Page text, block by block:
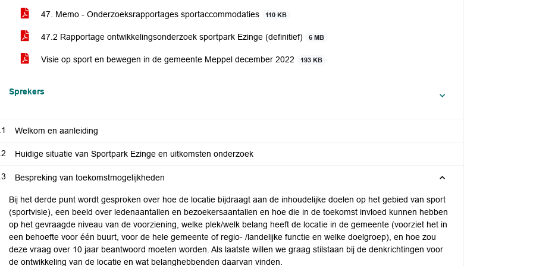
47. Memo - Onderzoeksrapportages sportaccommodaties 110 KB
47.2 Rapportage ontwikkelingsonderzoek sportpark Ezinge (definitief) 6 MB
Visie op sport en bewegen in de gemeente Meppel december 2022 193 KB
Sprekers
Welkom en aanleiding
Huidige situatie van Sportpark Ezinge en uitkomsten onderzoek
Bespreking van toekomstmogelijkheden
Bij het derde punt wordt gesproken over hoe de locatie bijdraagt aan de inhoudelijke doelen op het gebied van sport
(sportvisie), een beeld over ledenaantallen en bezoekersaantallen en hoe die in de toekomst invloed kunnen hebben
op het gevraagde niveau van de voorziening, welke plek/welk belang heeft de locatie in de gemeente (voorziet het in
een behoefte voor één buurt, voor de hele gemeente of regio- /landelijke functie en welke doelgroep), en hoe zou
deze vraag over 10 jaar beantwoord moeten worden. Als laatste willen we graag stilstaan bij de denkrichtingen voor
de ontwikkeling van de locatie en wat belanghebbenden daarvan vinden.